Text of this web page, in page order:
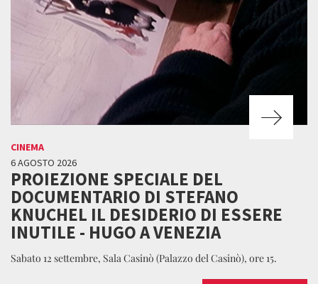
CINEMA
6 AGOSTO 2026
PROIEZIONE SPECIALE DEL
DOCUMENTARIO DI STEFANO
KNUCHEL IL DESIDERIO DI ESSERE
INUTILE - HUGO A VENEZIA
Sabato 12 settembre, Sala Casinò (Palazzo del Casinò), ore 15.